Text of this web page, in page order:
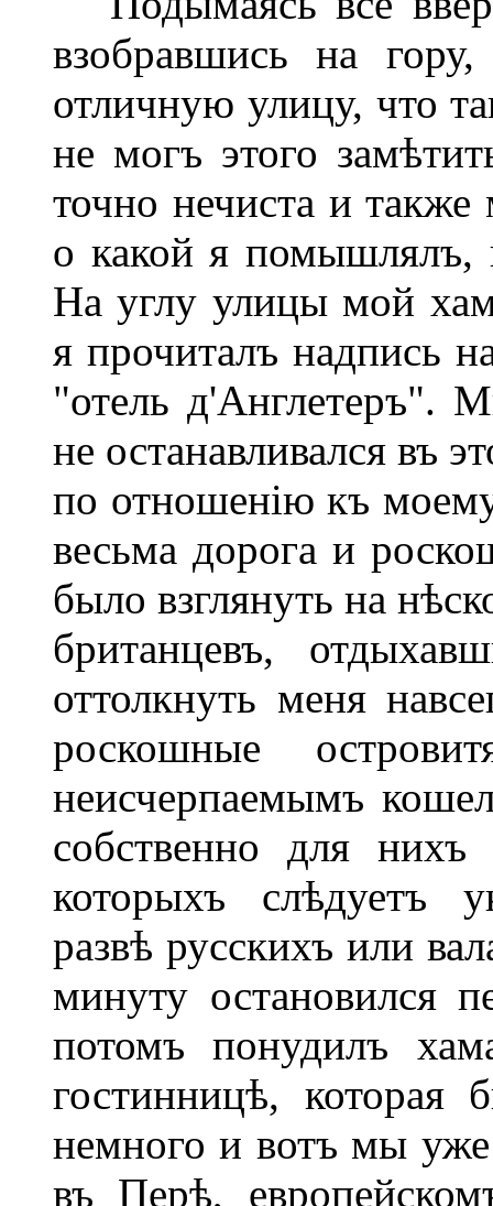
взобравшись на
отличную улицу, что
не могъ этого
точно нечиста и
о какой я помышлялъ,
На углу улицы мой
я прочиталъ надпись
"отель д'Англетеръ".
не останавливался въ
по отношенію къ
весьма дорога и
было взглянуть на
британцевъ,
оттолкнуть меня
роскошные
неисчерпаемымъ
собственно для
которыхъ слѣдуетъ
развѣ русскихъ или
минуту остановился
потомъ понудилъ
гостинницѣ, которая
немного и вотъ мы
въ Перѣ,